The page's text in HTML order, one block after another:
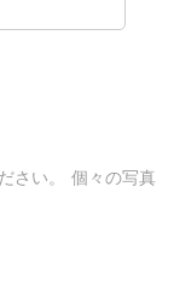
さい。 個々の写真